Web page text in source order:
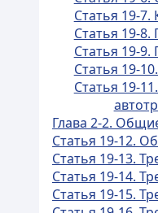
Статья 19-
Статья 19-
Статья 19-
Статья 19-
Статья 19-
Глава 2-2.
Статья 19-12.
Статья 19-13.
Статья 19-14.
Статья 19-15.